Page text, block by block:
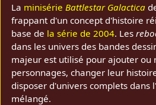
La minisérie Battlestar Galactica
frappant d'un concept d'histoire
base de la série de 2004. Les
dans les univers des bandes
majeur est utilisé pour ajouter ou
personnages, changer leur
disposer d'univers complets dans
mélangé.